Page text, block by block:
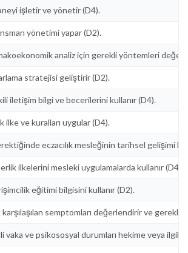
işletir ve yönetir (D4).
yönetimi yapar (D2).
analiz için gerekli yöntemleri
stratejisi geliştirir (D2).
iletişim bilgi ve becerilerini kullanır (D4).
ilke ve kuralları uygular (D4).
eczacılık mesleğinin tarihsel gelişimi
ilkelerini mesleki uygulamalarda kullanır (D4).
eğitimi bilgisini kullanır (D2).
karşılaşılan semptomları değerlendirir ve gerekli
vaka ve psikososyal durumları hekime veya ilgili